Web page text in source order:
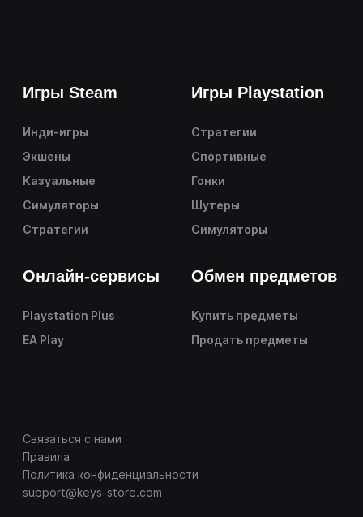
Игры Steam
Инди-игры
Экшены
Казуальные
Симуляторы
Стратегии
Игры Playstation
Стратегии
Спортивные
Гонки
Шутеры
Симуляторы
Онлайн-сервисы
Playstation Plus
EA Play
Обмен предметов
Купить предметы
Продать предметы
Связаться с нами
Правила
Политика конфиденциальности
support@keys-store.com